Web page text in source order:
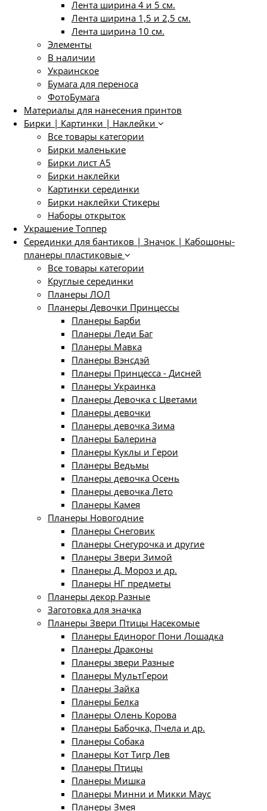
Лента ширина 4 и 5 см.
Лента ширина 1,5 и 2,5 см.
Лента ширина 10 см.
Элементы
В наличии
Украинское
Бумага для переноса
ФотоБумага
Материалы для нанесения принтов
Бирки | Картинки | Наклейки
Все товары категории
Бирки маленькие
Бирки лист А5
Бирки наклейки
Картинки серединки
Бирки наклейки Стикеры
Наборы открыток
Украшение Топпер
Серединки для бантиков | Значок | Кабошоны-
планеры пластиковые
Все товары категории
Круглые серединки
Планеры ЛОЛ
Планеры Девочки Принцессы
Планеры Барби
Планеры Леди Баг
Планеры Мавка
Планеры Вэнсдэй
Планеры Принцесса - Дисней
Планеры Украинка
Планеры Девочка с Цветами
Планеры девочки
Планеры девочка Зима
Планеры Балерина
Планеры Куклы и Герои
Планеры Ведьмы
Планеры девочка Осень
Планеры девочка Лето
Планеры Камея
Планеры Новогодние
Планеры Снеговик
Планеры Снегурочка и другие
Планеры Звери Зимой
Планеры Д. Мороз и др.
Планеры НГ предметы
Планеры декор Разные
Заготовка для значка
Планеры Звери Птицы Насекомые
Планеры Единорог Пони Лошадка
Планеры Драконы
Планеры звери Разные
Планеры МультГерои
Планеры Зайка
Планеры Белка
Планеры Олень Корова
Планеры Бабочка, Пчела и др.
Планеры Собака
Планеры Кот Тигр Лев
Планеры Птицы
Планеры Мишка
Планеры Минни и Микки Маус
Планеры Змея